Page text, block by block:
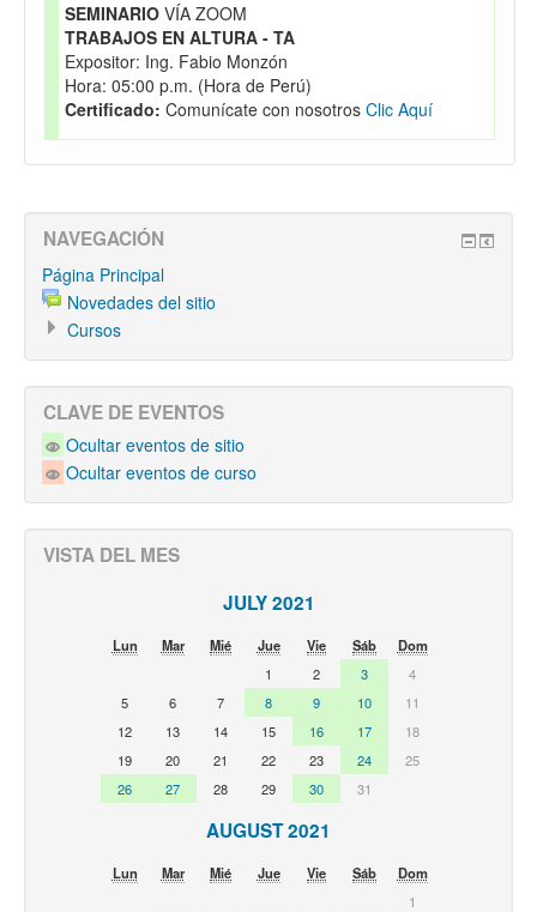
SEMINARIOVÍA ZOOM
TRABAJOS EN ALTURA - TA
Expositor: Ing. Fabio Monzón
Hora:05:00 p.m. (Hora de Perú)
Certificado:Comunícate con nosotrosClic Aquí
NAVEGACIÓN
Página Principal
Novedades del sitio
Cursos
CLAVE DE EVENTOS
Ocultar eventos de sitio
Ocultar eventos de curso
VISTA DEL MES
JULY 2021
Lun Mar Mié Jue Vie Sáb
Dom
1
2 3
4
5
6 7 8 9 10
11
12
13 14 15 16 17
18
19
20 21 22 23 24
25
26
27 28 29 30 31
AUGUST 2021
Lun Mar Mié Jue Vie Sáb
Dom
1